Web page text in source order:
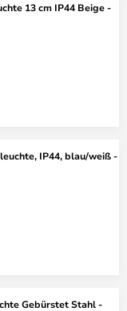
13 cm IP44 Beige -
IP44, blau/weiß -
Gebürstet Stahl -